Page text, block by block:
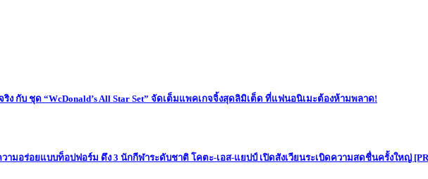
ง กับ ชุด “WcDonald’s All Star Set” จัดเต็มแพคเกจจิ้งสุดลิมิเต็ด ที่แฟนอนิเมะต้องห้ามพลาด!
ามอร่อยแบบท็อปฟอร์ม ดึง 3 นักกีฬาระดับชาติ โคตะ-เอส-แยปป์ เปิดสังเวียนระเบิดความสดชื่นครั้งใหญ่